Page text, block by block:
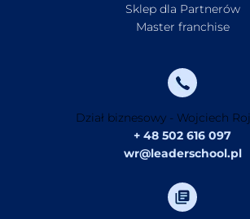
Sklep dla Partnerów
Master franchise
Dział biznesowy - Wojciech
+ 48 502 616 097
wr@leaderschool.pl